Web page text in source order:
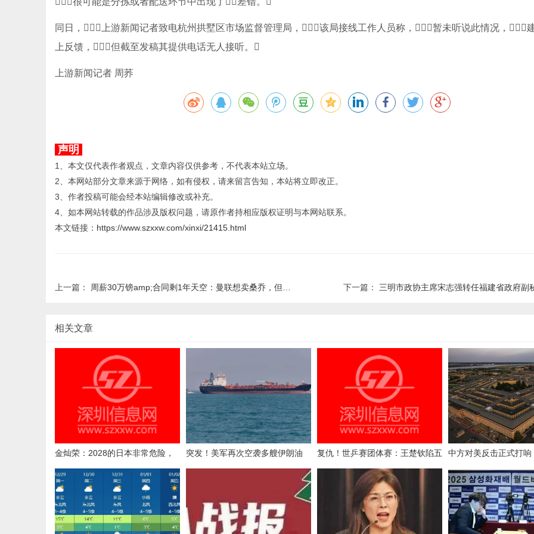
同日，上游新闻记者致电杭州拱墅区市场监督管理局，该局接线工作人员称，暂未听说此情况，
上反馈，但截至发稿其提供电话无人接听。
上游新闻记者 周荞
声明
1、本文仅代表作者观点，文章内容仅供参考，不代表本站立场。
2、本网站部分文章来源于网络，如有侵权，请来留言告知，本站将立即改正。
3、作者投稿可能会经本站编辑修改或补充。
4、如本网站转载的作品涉及版权问题，请原作者持相应版权证明与本网站联系。
本文链接： https://www.szxxw.com/xinxi/21415.html
上一篇： 周薪30万镑amp;合同剩1年天空：曼联想卖桑乔，但不排除再次外租 下一篇： 三明市政协主席宋志强转任福建省政府副秘书长
相关文章
金灿荣：2028的日本非常危险，
统一的窗口期正在收窄！
突发！美军再次空袭多艘伊朗油
轮，一港口城市传出爆炸声、石油
出口枢纽发生泄漏，伊朗强烈谴责
复仇！世乒赛团体赛：王楚钦陷五
局大战 国乒3-0韩国进四强
中方对美反击正式打响
道禁令发往美国，合作
方强烈抗议！